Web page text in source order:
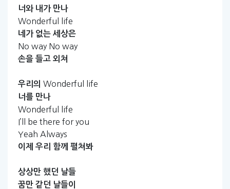
너와 내가 만나
Wonderful life
네가 없는 세상은
No way No way
손을 들고 외쳐
우리의 Wonderful life
너를 만나
Wonderful life
I’ll be there for you
Yeah Always
이제 우리 함께 펼쳐봐
상상만 했던 날들
꿈만 같던 날들이